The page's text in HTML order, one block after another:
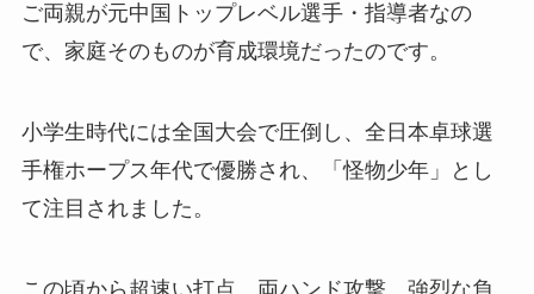
ご両親が元中国トップレベル選手・指導者なの
で、家庭そのものが育成環境だったのです。
小学生時代には全国大会で圧倒し、全日本卓球選
手権ホープス年代で優勝され、「怪物少年」とし
て注目されました。